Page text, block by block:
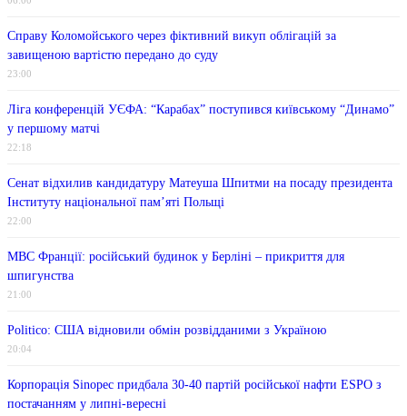
Справу Коломойського через фіктивний викуп облігацій за
завищеною вартістю передано до суду
23:00
Ліга конференцій УЄФА: “Карабах” поступився київському “Динамо”
у першому матчі
22:18
Сенат відхилив кандидатуру Матеуша Шпитми на посаду президента
Інституту національної пам’яті Польщі
22:00
МВС Франції: російський будинок у Берліні – прикриття для
шпигунства
21:00
Politico: США відновили обмін розвідданими з Україною
20:04
Корпорація Sinopec придбала 30-40 партій російської нафти ESPO з
постачанням у липні-вересні